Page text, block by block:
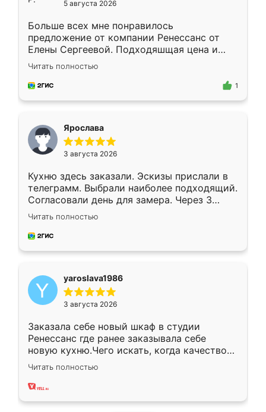
5 августа 2026
Больше всех мне понравилось
предложение от компании Ренессанс от
Елены Сергеевой. Подходяшщая цена и
короткие сроки изготовления. Приехавший
для замера сотрудник Владислав
предложил по моему эскизу самый
Читать полностью
1
Ярослава
3 августа 2026
Кухню здесь заказали. Эскизы прислали в
телеграмм. Выбрали наиболее подходящий.
Согласовали день для замера. Через 3
недели кухня была уже готова. Остались
довольны работой. Спасибо Ренессанс
мебель за качественную работу!
Читать полностью
yaroslava1986
3 августа 2026
Заказала себе новый шкаф в студии
Ренессанс где ранее заказывала себе
новую кухню.Чего искать, когда качеством
вполне довольна. Служит кухня уже почти
два года, нареканий нет.
Читать полностью